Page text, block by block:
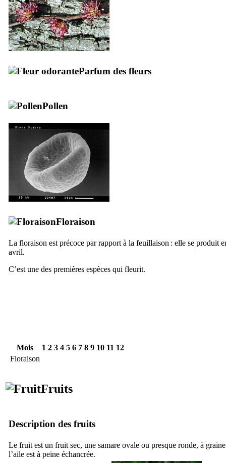
Parfum des fleurs
Pollen
Floraison
La floraison est précoce par rapport à la feuillaison : elle se produit
avril.
C’est une des premières espèces qui fleurit.
Mois 1 2 3 4 5 6 7 8 9 10 11 12
Floraison
Fruits
Description des fruits
Le fruit est un fruit sec, une samare ovale ou presque ronde, à
l’aile est à peine échancrée.